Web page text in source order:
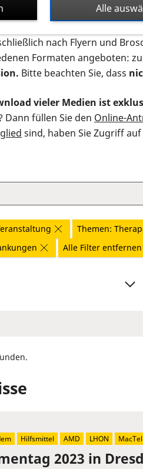
Seite finden Sie sämtliches
nach Flyern und
Formaten angeboten:
Bitte beachten Sie, dass
vieler Medien ist
Dann füllen Sie den Online-
sind, haben Sie Zugriff
Themen:
Alle Filter entfernen
2023 in
Hilfsmittel AMD LHON MacTel
Alle